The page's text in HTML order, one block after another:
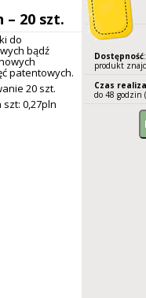
– 20 szt.
do
bądź
patentowych.
20 szt.
szt: 0,27pln
Dostępność:
produkt
Czas
do 48 godzin